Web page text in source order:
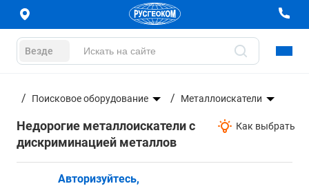
Везде
Поисковое оборудование Металлоискатели
Недорогие металлоискатели с
дискриминацией металлов
Как выбрать
Авторизуйтесь,